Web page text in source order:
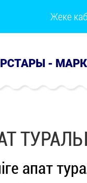
Жеке
-
апат